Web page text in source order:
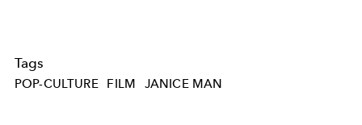
Tags
POP-CULTURE FILM JANICE MAN